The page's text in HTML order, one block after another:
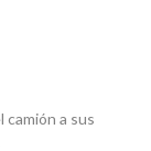
camión a sus